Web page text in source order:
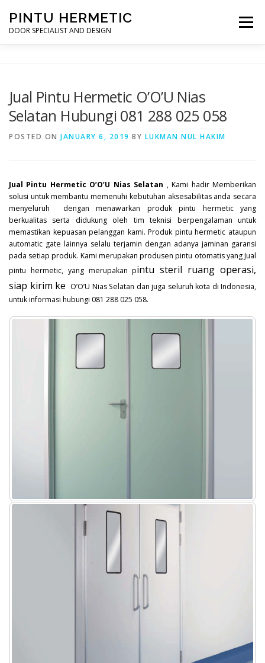
content
PINTU HERMETIC
DOOR SPECIALIST AND DESIGN
Menu
PROFILE KONTAK
Jual Pintu Hermetic O’O’U Nias
Selatan Hubungi 081 288 025 058
POSTED ON JANUARY 6, 2019 BY LUKMAN NUL HAKIM
Jual Pintu Hermetic O’O’U Nias Selatan , Kami hadir Memberikan
solusi untuk membantu memenuhi kebutuhan aksesabilitas anda secara
menyeluruh dengan menawarkan produk pintu hermetic yang
berkualitas serta didukung oleh tim teknisi berpengalaman untuk
memastikan kepuasan pelanggan kami. Produk pintu hermetic ataupun
automatic gate lainnya selalu terjamin dengan adanya jaminan garansi
pada setiap produk. Kami merupakan produsen pintu otomatis yang Jual
pintu hermetic, yang merupakan pintu steril ruang operasi,
siap kirim ke O’O’U Nias Selatan dan juga seluruh kota di Indonesia,
untuk informasi hubungi 081 288 025 058.